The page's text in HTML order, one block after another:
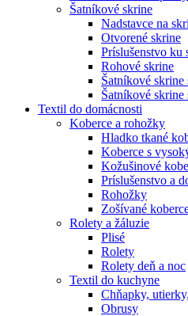
Šatníkové skrine
Nadstavce na
Otvorené skrine
Príslušenstvo ku
Rohové skrine
Šatníkové
Šatníkové
Textil do domácnosti
Koberce a rohožky
Hladko tkané
Koberce s
Kožušinové
Príslušenstvo a
Rohožky
Zošívané
Rolety a žáluzie
Plisé
Rolety
Rolety deň a noc
Textil do kuchyne
Chňapky,
Obrusy